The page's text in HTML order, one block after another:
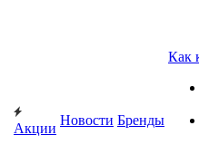
Акции
Новости Бренды
Как